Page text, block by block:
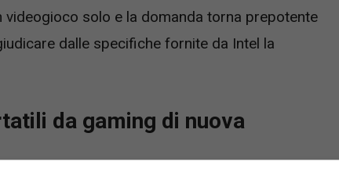
solo e la domanda torna prepotente
dalle specifiche fornite da Intel la
da gaming di nuova